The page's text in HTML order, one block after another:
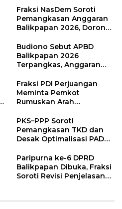
Fraksi NasDem Soroti
Pemangkasan Anggaran
Balikpapan 2026, Dorong
Publik
Budiono Sebut APBD
Balikpapan 2026
Terpangkas, Anggaran
Fraksi PDI Perjuangan
Meminta Pemkot
Rumuskan Arah
Terukur sebagai
Penyangga IKN
PKS–PPP Soroti
Pemangkasan TKD dan
Desak Optimalisasi PAD
Balikpapan 2026
Paripurna ke-6 DPRD
Balikpapan Dibuka, Fraksi
Soroti Revisi Penjelasan